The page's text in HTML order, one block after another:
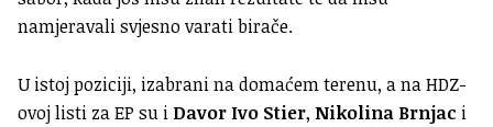
namjeravali svjesno varati birače.
U istoj poziciji, izabrani na domaćem terenu, a na HDZ-
ovoj listi za EP su i Davor Ivo Stier, Nikolina Brnjac i